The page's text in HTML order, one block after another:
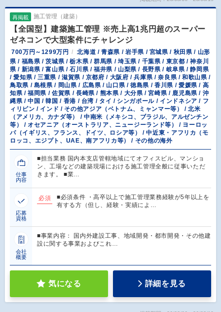
再掲載 施工管理（建築）
【全国型】建築施工管理 ※売上高1兆円超のスーパー
ゼネコンで大型案件にチャレンジ
700万円～1299万円
北海道 / 青森県 / 岩手県 / 宮城県 / 秋田県 / 山形
県 / 福島県 / 茨城県 / 栃木県 / 群馬県 / 埼玉県 / 千葉県 / 東京都 / 神奈川
県 / 新潟県 / 富山県 / 石川県 / 福井県 / 山梨県 / 長野県 / 岐阜県 / 静岡県
/ 愛知県 / 三重県 / 滋賀県 / 京都府 / 大阪府 / 兵庫県 / 奈良県 / 和歌山県 /
鳥取県 / 島根県 / 岡山県 / 広島県 / 山口県 / 徳島県 / 香川県 / 愛媛県 / 高
知県 / 福岡県 / 佐賀県 / 長崎県 / 熊本県 / 大分県 / 宮崎県 / 鹿児島県 / 沖
縄県 / 中国 / 韓国 / 香港 / 台湾 / タイ / シンガポール / インドネシア / フ
ィリピン / インド / その他アジア（ベトナム、ミャンマー等） / 北米
（アメリカ、カナダ等） / 中南米（メキシコ、ブラジル、アルゼンチン
等） / オセアニア（オーストラリア、ニュージーランド等） / ヨーロッ
パ（イギリス、フランス、ドイツ、ロシア等） / 中近東・アフリカ（モ
ロッコ、エジプト、UAE、南アフリカ等） / その他の海外
仕事
内容
■担当業務 国内本支店管轄地域にてオフィスビル、マンショ
ン、工場などの建築現場における施工管理全般に従事いただ
きます。 ■業…
応募
資格
必須
■必須条件 ・高卒以上で施工管理業務経験が5年以上を
有する方（但し、経験・実績によ…
会社
概要
■事業内容： 国内外建設工事、地域開発・都市開発・その他建
設に関する事業およびこれ…
気になる 詳細を見る